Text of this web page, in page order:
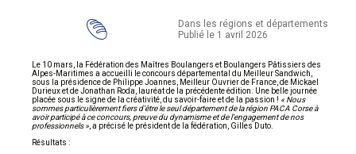
Dans les régions et départements
Publié le 1 avril 2026
Le 10 mars, la Fédération des Maîtres Boulangers et Boulangers Pâtissiers des
Alpes-Maritimes a accueilli le concours départemental du Meilleur Sandwich,
sous la présidence de Philippe Joannes, Meilleur Ouvrier de France, de Mickael
Durieux et de Jonathan Roda, lauréat de la précédente édition. Une belle journée
placée sous le signe de la créativité, du savoir-faire et de la passion ! « Nous
sommes particulièrement fiers d’être le seul département de la région PACA Corse à
avoir participé à ce concours, preuve du dynamisme et de l’engagement de nos
professionnels », a précisé le président de la fédération, Gilles Duto.
Résultats :